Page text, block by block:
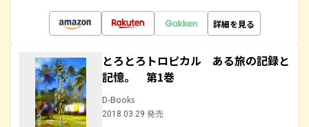
詳細を見る
とろとろトロピカル ある旅の記録と
記憶。 第1巻
D-Books
2018.03.29 発売